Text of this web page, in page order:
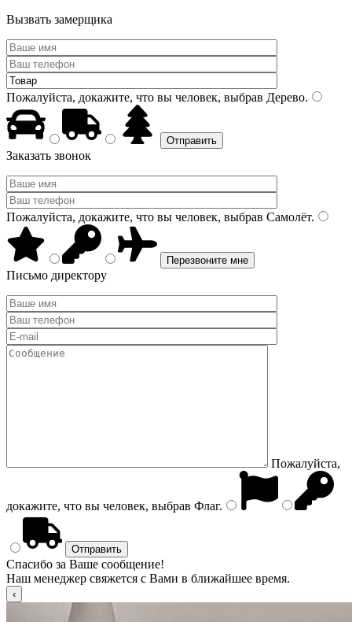
Вызвать замерщика
Пожалуйста, докажите, что вы человек, выбрав Дерево.
Заказать звонок
Пожалуйста, докажите, что вы человек, выбрав Самолёт.
Письмо директору
Пожалуйста,
докажите, что вы человек, выбрав Флаг.
Спасибо за Ваше сообщение!
Наш менеджер свяжется с Вами в ближайшее время.